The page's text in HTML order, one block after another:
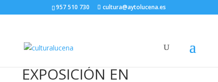
957 510 730 cultura@aytolucena.es
EXPOSICIÓN EN